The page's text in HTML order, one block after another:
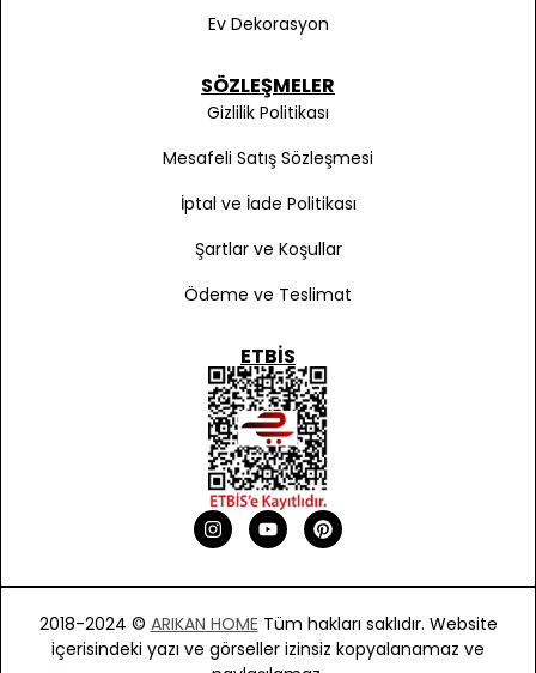
Ev Dekorasyon
SÖZLEŞMELER
Gizlilik Politikası
Mesafeli Satış Sözleşmesi
İptal ve İade Politikası
Şartlar ve Koşullar
Ödeme ve Teslimat
ETBIS
2018-2024 © ARIKAN HOME Tüm hakları saklıdır. Website
içerisindeki yazı ve görseller izinsiz kopyalanamaz ve